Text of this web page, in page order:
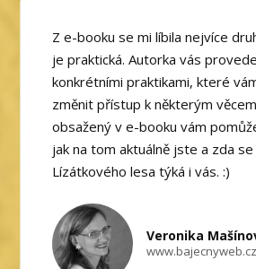
Z e-booku se mi líbila nejvíce
je praktická. Autorka vás
konkrétními praktikami, které
změnit přístup k některým
obsažený v e-booku vám
jak na tom aktuálně jste a zda
Lízátkového lesa týká i vás. :)
Veronika
www.bajecnyweb.cz